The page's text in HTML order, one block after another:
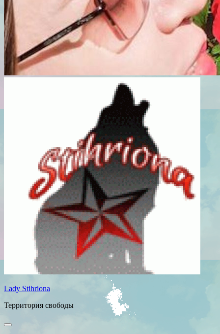
Lady Stihriona
Территория свободы